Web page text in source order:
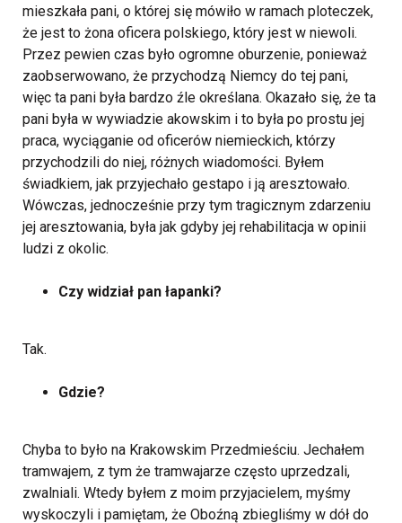
mieszkała pani, o której się mówiło w ramach ploteczek,
że jest to żona oficera polskiego, który jest w niewoli.
Przez pewien czas było ogromne oburzenie, ponieważ
zaobserwowano, że przychodzą Niemcy do tej pani,
więc ta pani była bardzo źle określana. Okazało się, że ta
pani była w wywiadzie akowskim i to była po prostu jej
praca, wyciąganie od oficerów niemieckich, którzy
przychodzili do niej, różnych wiadomości. Byłem
świadkiem, jak przyjechało gestapo i ją aresztowało.
Wówczas, jednocześnie przy tym tragicznym zdarzeniu
jej aresztowania, była jak gdyby jej rehabilitacja w opinii
ludzi z okolic.
Czy widział pan łapanki?
Tak.
Gdzie?
Chyba to było na Krakowskim Przedmieściu. Jechałem
tramwajem, z tym że tramwajarze często uprzedzali,
zwalniali. Wtedy byłem z moim przyjacielem, myśmy
wyskoczyli i pamiętam, że Oboźną zbiegliśmy w dół do